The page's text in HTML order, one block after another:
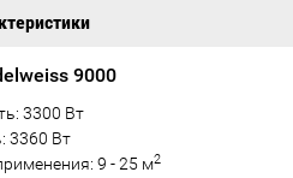
9000
3300 Вт
3360 Вт
9 - 25 м2